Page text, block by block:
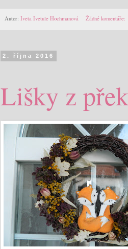
Autor: Iveta Ivetule Hochmanová Žádné komentáře:
2. října 2016
Lišky z